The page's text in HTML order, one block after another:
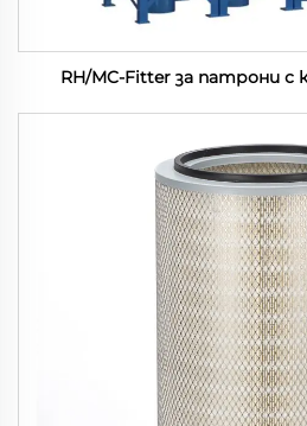
RH/MC-Fitter за патрони с